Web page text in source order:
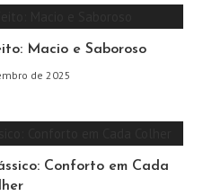
Macio e Saboroso
de 2025
Conforto em Cada